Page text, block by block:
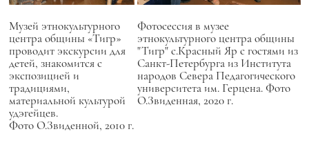
Музей этнокультурного
центра общины «Тигр»
проводит экскурсии для
детей, знакомится с
экспозицией и
традициями,
материальной культурой
удэгейцев.
Фото О.Звиденной, 2010 г.
Фотосессия в музее
этнокультурного центра общины
"Тигр" с.Красный Яр с гостями из
Санкт-Петербурга из Института
народов Севера Педагогического
университета им. Герцена. Фото
О.Звиденная, 2020 г.